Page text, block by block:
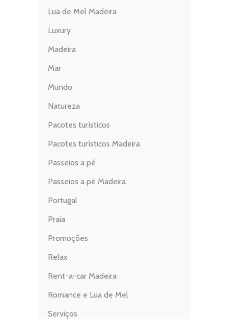
Lua de Mel Madeira
Luxury
Madeira
Mar
Mundo
Natureza
Pacotes turísticos
Pacotes turísticos Madeira
Passeios a pé
Passeios a pé Madeira
Portugal
Praia
Promoções
Relax
Rent-a-car Madeira
Romance e Lua de Mel
Serviços